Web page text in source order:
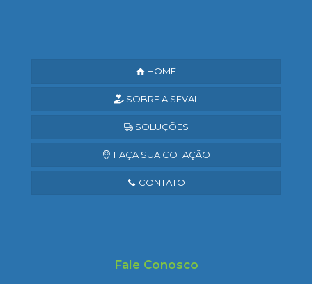
HOME
SOBRE A SEVAL
SOLUÇÕES
FAÇA SUA COTAÇÃO
CONTATO
Fale Conosco